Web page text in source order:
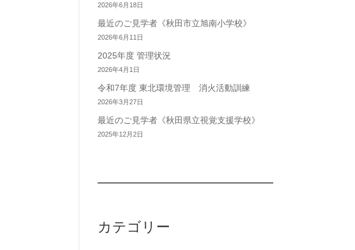
2026年6月18日
最近のご見学者《秋田市立旭南小学校》
2026年6月11日
2025年度 管理状況
2026年4月1日
令和7年度 東北環境管理 消火活動訓練
2026年3月27日
最近のご見学者《秋田県立視覚支援学校》
2025年12月2日
カテゴリー